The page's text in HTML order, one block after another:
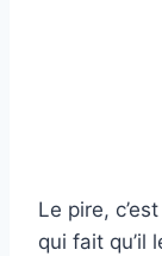
Le pire,
qui fait qu’il